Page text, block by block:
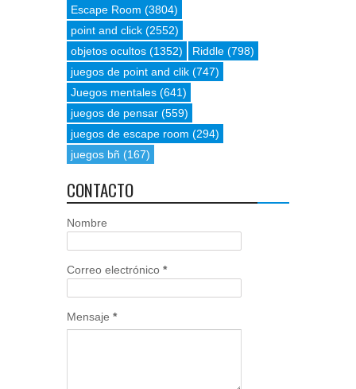
Escape Room (3804)
point and click (2552)
objetos ocultos (1352) Riddle (798)
juegos de point and clik (747)
Juegos mentales (641)
juegos de pensar (559)
juegos de escape room (294)
juegos bñ (167)
CONTACTO
Nombre
Correo electrónico *
Mensaje *